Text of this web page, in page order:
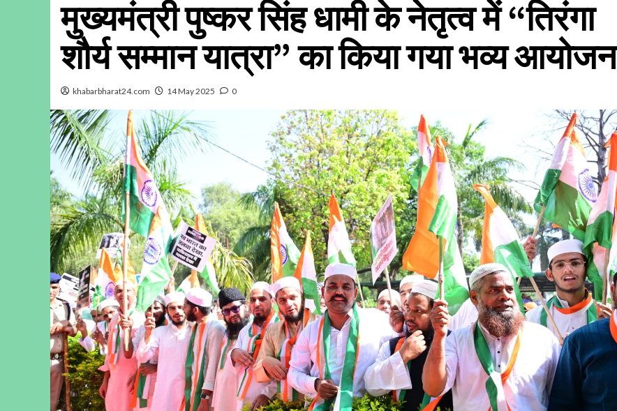
मुख्यमंत्री पुष्कर सिंह धामी के नेतृत्व में “तिरंगा
शौर्य सम्मान यात्रा” का किया गया भव्य आयोजन
khabarbharat24.com 14 May 2025 0